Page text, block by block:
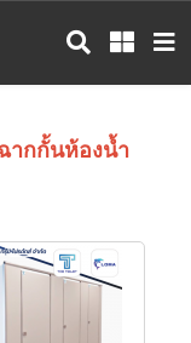
ากกั้นห้องน้ำ